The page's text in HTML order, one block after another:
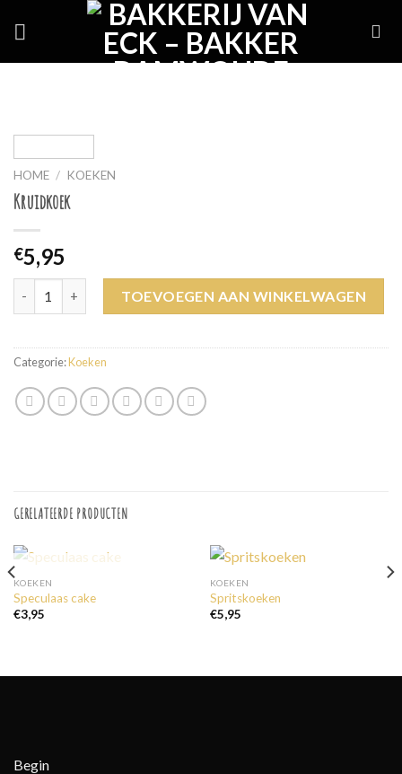
HOME / KOEKEN
Kruidkoek
€5,95
TOEVOEGEN AAN WINKELWAGEN
Categorie:Koeken
GERELATEERDE PRODUCTEN
UITVERKOCHT
KOEKEN
Speculaas cake
€3,95
KOEKEN
Spritskoeken
€5,95
Begin